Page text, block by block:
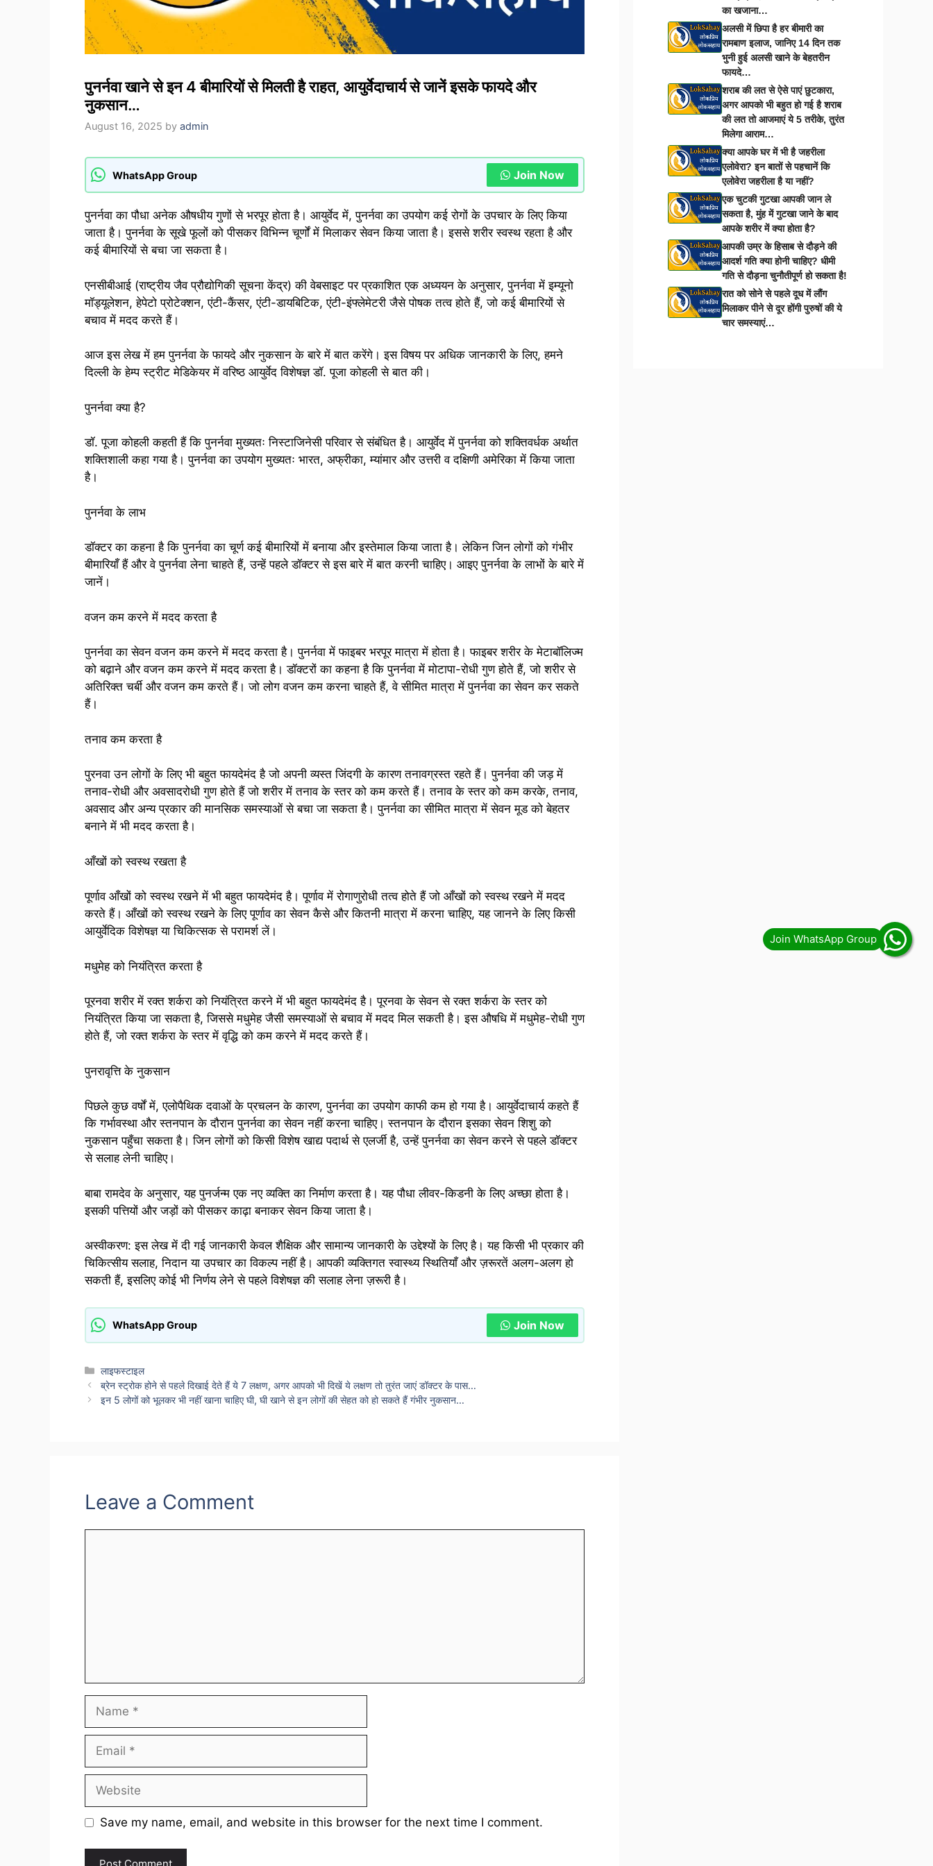
पुनर्नवा खाने से इन 4 बीमारियों से मिलती है राहत, आयुर्वेदाचार्य से जानें इसके फायदे और
नुकसान…
August 16, 2025 by admin
WhatsApp Group Join Now
पुनर्नवा का पौधा अनेक औषधीय गुणों से भरपूर होता है। आयुर्वेद में, पुनर्नवा का उपयोग कई रोगों के उपचार के लिए किया
जाता है। पुनर्नवा के सूखे फूलों को पीसकर विभिन्न चूर्णों में मिलाकर सेवन किया जाता है। इससे शरीर स्वस्थ रहता है और
कई बीमारियों से बचा जा सकता है।
एनसीबीआई (राष्ट्रीय जैव प्रौद्योगिकी सूचना केंद्र) की वेबसाइट पर प्रकाशित एक अध्ययन के अनुसार, पुनर्नवा में इम्यूनो
मॉड्यूलेशन, हेपेटो प्रोटेक्शन, एंटी-कैंसर, एंटी-डायबिटिक, एंटी-इंफ्लेमेटरी जैसे पोषक तत्व होते हैं, जो कई बीमारियों से
बचाव में मदद करते हैं।
आज इस लेख में हम पुनर्नवा के फायदे और नुकसान के बारे में बात करेंगे। इस विषय पर अधिक जानकारी के लिए, हमने
दिल्ली के हेम्प स्ट्रीट मेडिकेयर में वरिष्ठ आयुर्वेद विशेषज्ञ डॉ. पूजा कोहली से बात की।
पुनर्नवा क्या है?
डॉ. पूजा कोहली कहती हैं कि पुनर्नवा मुख्यतः निस्टाजिनेसी परिवार से संबंधित है। आयुर्वेद में पुनर्नवा को शक्तिवर्धक अर्थात
शक्तिशाली कहा गया है। पुनर्नवा का उपयोग मुख्यतः भारत, अफ्रीका, म्यांमार और उत्तरी व दक्षिणी अमेरिका में किया जाता
है।
पुनर्नवा के लाभ
डॉक्टर का कहना है कि पुनर्नवा का चूर्ण कई बीमारियों में बनाया और इस्तेमाल किया जाता है। लेकिन जिन लोगों को गंभीर
बीमारियाँ हैं और वे पुनर्नवा लेना चाहते हैं, उन्हें पहले डॉक्टर से इस बारे में बात करनी चाहिए। आइए पुनर्नवा के लाभों के बारे में
जानें।
वजन कम करने में मदद करता है
पुनर्नवा का सेवन वजन कम करने में मदद करता है। पुनर्नवा में फाइबर भरपूर मात्रा में होता है। फाइबर शरीर के मेटाबॉलिज्म
को बढ़ाने और वजन कम करने में मदद करता है। डॉक्टरों का कहना है कि पुनर्नवा में मोटापा-रोधी गुण होते हैं, जो शरीर से
अतिरिक्त चर्बी और वजन कम करते हैं। जो लोग वजन कम करना चाहते हैं, वे सीमित मात्रा में पुनर्नवा का सेवन कर सकते
हैं।
तनाव कम करता है
पुरनवा उन लोगों के लिए भी बहुत फायदेमंद है जो अपनी व्यस्त जिंदगी के कारण तनावग्रस्त रहते हैं। पुनर्नवा की जड़ में
तनाव-रोधी और अवसादरोधी गुण होते हैं जो शरीर में तनाव के स्तर को कम करते हैं। तनाव के स्तर को कम करके, तनाव,
अवसाद और अन्य प्रकार की मानसिक समस्याओं से बचा जा सकता है। पुनर्नवा का सीमित मात्रा में सेवन मूड को बेहतर
बनाने में भी मदद करता है।
आँखों को स्वस्थ रखता है
पूर्णाव आँखों को स्वस्थ रखने में भी बहुत फायदेमंद है। पूर्णाव में रोगाणुरोधी तत्व होते हैं जो आँखों को स्वस्थ रखने में मदद
करते हैं। आँखों को स्वस्थ रखने के लिए पूर्णाव का सेवन कैसे और कितनी मात्रा में करना चाहिए, यह जानने के लिए किसी
आयुर्वेदिक विशेषज्ञ या चिकित्सक से परामर्श लें।
मधुमेह को नियंत्रित करता है
पूरनवा शरीर में रक्त शर्करा को नियंत्रित करने में भी बहुत फायदेमंद है। पूरनवा के सेवन से रक्त शर्करा के स्तर को
नियंत्रित किया जा सकता है, जिससे मधुमेह जैसी समस्याओं से बचाव में मदद मिल सकती है। इस औषधि में मधुमेह-रोधी गुण
होते हैं, जो रक्त शर्करा के स्तर में वृद्धि को कम करने में मदद करते हैं।
पुनरावृत्ति के नुकसान
पिछले कुछ वर्षों में, एलोपैथिक दवाओं के प्रचलन के कारण, पुनर्नवा का उपयोग काफी कम हो गया है। आयुर्वेदाचार्य कहते हैं
कि गर्भावस्था और स्तनपान के दौरान पुनर्नवा का सेवन नहीं करना चाहिए। स्तनपान के दौरान इसका सेवन शिशु को
नुकसान पहुँचा सकता है। जिन लोगों को किसी विशेष खाद्य पदार्थ से एलर्जी है, उन्हें पुनर्नवा का सेवन करने से पहले डॉक्टर
से सलाह लेनी चाहिए।
बाबा रामदेव के अनुसार, यह पुनर्जन्म एक नए व्यक्ति का निर्माण करता है। यह पौधा लीवर-किडनी के लिए अच्छा होता है।
इसकी पत्तियों और जड़ों को पीसकर काढ़ा बनाकर सेवन किया जाता है।
अस्वीकरण: इस लेख में दी गई जानकारी केवल शैक्षिक और सामान्य जानकारी के उद्देश्यों के लिए है। यह किसी भी प्रकार की
चिकित्सीय सलाह, निदान या उपचार का विकल्प नहीं है। आपकी व्यक्तिगत स्वास्थ्य स्थितियाँ और ज़रूरतें अलग-अलग हो
सकती हैं, इसलिए कोई भी निर्णय लेने से पहले विशेषज्ञ की सलाह लेना ज़रूरी है।
WhatsApp Group Join Now
Categories
लाइफस्टाइल
ब्रेन स्ट्रोक होने से पहले दिखाई देते हैं ये 7 लक्षण, अगर आपको भी दिखें ये लक्षण तो तुरंत जाएं डॉक्टर के पास…
इन 5 लोगों को भूलकर भी नहीं खाना चाहिए घी, घी खाने से इन लोगों की सेहत को हो सकते हैं गंभीर नुकसान…
Leave a Comment
Save my name, email, and website in this browser for the next time I comment.
का खजाना…
अलसी में छिपा है हर बीमारी का
रामबाण इलाज, जानिए 14 दिन तक
भुनी हुई अलसी खाने के बेहतरीन
फायदे…
शराब की लत से ऐसे पाएं छुटकारा,
अगर आपको भी बहुत हो गई है शराब
की लत तो आजमाएं ये 5 तरीके, तुरंत
मिलेगा आराम…
क्या आपके घर में भी है जहरीला
एलोवेरा? इन बातों से पहचानें कि
एलोवेरा जहरीला है या नहीं?
एक चुटकी गुटखा आपकी जान ले
सकता है, मुंह में गुटखा जाने के बाद
आपके शरीर में क्या होता है?
आपकी उम्र के हिसाब से दौड़ने की
आदर्श गति क्या होनी चाहिए? धीमी
गति से दौड़ना चुनौतीपूर्ण हो सकता है!
रात को सोने से पहले दूध में लौंग
मिलाकर पीने से दूर होंगी पुरुषों की ये
चार समस्याएं…